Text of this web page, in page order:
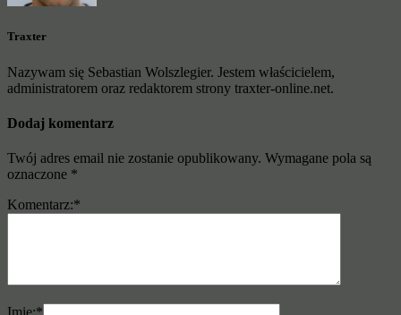
Traxter
Nazywam się Sebastian Wolszlegier. Jestem właścicielem,
administratorem oraz redaktorem strony traxter-online.net.
Dodaj komentarz
Twój adres email nie zostanie opublikowany. Wymagane pola są
oznaczone *
Komentarz:*
Imię:*